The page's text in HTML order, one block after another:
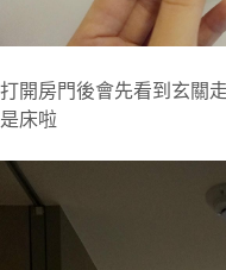
打開房門後會先看到玄關
是床啦